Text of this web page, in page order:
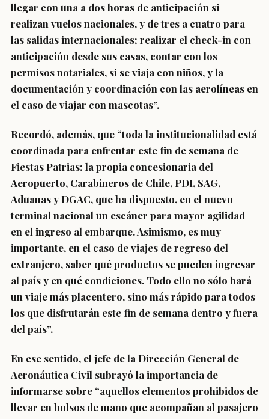
llegar con una a dos horas de anticipación si
realizan vuelos nacionales, y de tres a cuatro para
las salidas internacionales; realizar el check-in con
anticipación desde sus casas, contar con los
permisos notariales, si se viaja con niños, y la
documentación y coordinación con las aerolíneas en
el caso de viajar con mascotas”.
Recordó, además, que “toda la institucionalidad está
coordinada para enfrentar este fin de semana de
Fiestas Patrias: la propia concesionaria del
Aeropuerto, Carabineros de Chile, PDI, SAG,
Aduanas y DGAC, que ha dispuesto, en el nuevo
terminal nacional un escáner para mayor agilidad
en el ingreso al embarque. Asimismo, es muy
importante, en el caso de viajes de regreso del
extranjero, saber qué productos se pueden ingresar
al país y en qué condiciones. Todo ello no sólo hará
un viaje más placentero, sino más rápido para todos
los que disfrutarán este fin de semana dentro y fuera
del país”.
En ese sentido, el jefe de la Dirección General de
Aeronáutica Civil subrayó la importancia de
informarse sobre “aquellos elementos prohibidos de
llevar en bolsos de mano que acompañan al pasajero